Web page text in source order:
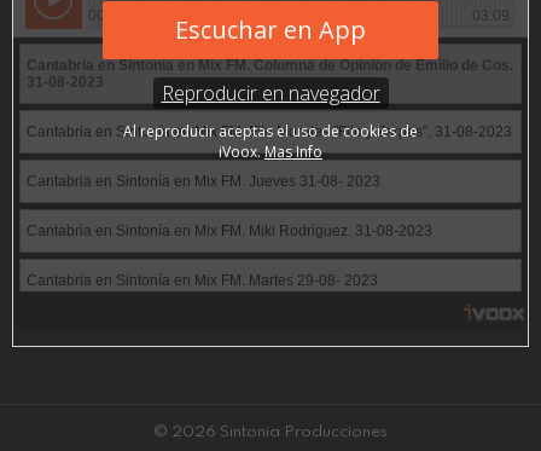
© 2026 Sintonia Producciones